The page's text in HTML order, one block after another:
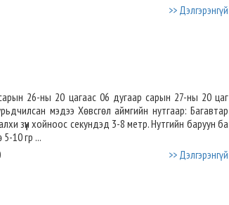
>> Дэлгэрэнгүй
26-ны 20 цагаас 06 дугаар сарын 27-ны 20 цаг
мэдээ Хөвсгөл аймгийн нутгаар: Багавтар
зүүн хойноос секундэд 3-8 метр. Нутгийн баруун ба
10 гр ...
>> Дэлгэрэнгүй